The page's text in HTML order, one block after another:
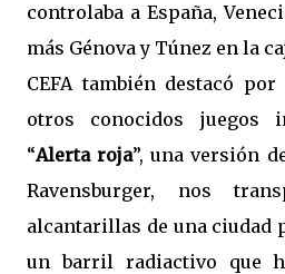
controlaba a España,
más Génova y Túnez en la
CEFA también destacó
otros conocidos juegos
“Alerta roja”, una versión
Ravensburger, nos
alcantarillas de una ciudad
un barril radiactivo que